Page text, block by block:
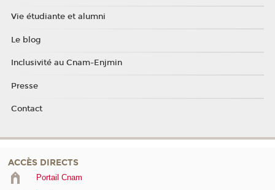
Vie étudiante et alumni
Le blog
Inclusivité au Cnam-Enjmin
Presse
Contact
ACCÈS DIRECTS
Portail Cnam